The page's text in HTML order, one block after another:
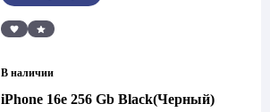
Сравнить
В наличии
iPhone 16e 256 Gb Black(Черный)